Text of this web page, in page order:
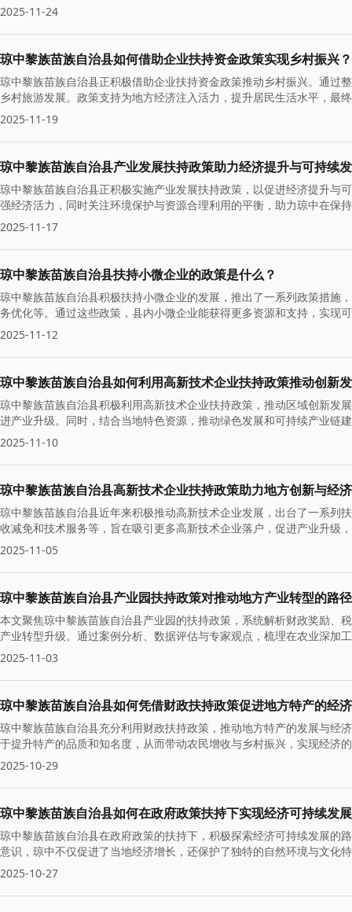
2025-11-24
琼中黎族苗族自治县如何借助企业扶持资金政策实现乡村振兴？
琼中黎族苗族自治县正积极借助企业扶持资金政策推动乡村振兴。通过
乡村旅游发展。政策支持为地方经济注入活力，提升居民生活水平，最
2025-11-19
琼中黎族苗族自治县产业发展扶持政策助力经济提升与可持续
琼中黎族苗族自治县正积极实施产业发展扶持政策，以促进经济提升与
强经济活力，同时关注环境保护与资源合理利用的平衡，助力琼中在保
2025-11-17
琼中黎族苗族自治县扶持小微企业的政策是什么？
琼中黎族苗族自治县积极扶持小微企业的发展，推出了一系列政策措施
务优化等。通过这些政策，县内小微企业能获得更多资源和支持，实现
2025-11-12
琼中黎族苗族自治县如何利用高新技术企业扶持政策推动创新
琼中黎族苗族自治县积极利用高新技术企业扶持政策，推动区域创新发
进产业升级。同时，结合当地特色资源，推动绿色发展和可持续产业链
2025-11-10
琼中黎族苗族自治县高新技术企业扶持政策助力地方创新与经
琼中黎族苗族自治县近年来积极推动高新技术企业发展，出台了一系列
收减免和技术服务等，旨在吸引更多高新技术企业落户，促进产业升级
2025-11-05
琼中黎族苗族自治县产业园扶持政策对推动地方产业转型的路
本文聚焦琼中黎族苗族自治县产业园的扶持政策，系统解析财政奖励、
产业转型升级。通过案例分析、数据评估与专家观点，梳理在农业深加
在挑战，展望未来发展前景与政策优化方向。
2025-11-03
琼中黎族苗族自治县如何凭借财政扶持政策促进地方特产的经
琼中黎族苗族自治县充分利用财政扶持政策，推动地方特产的发展与经
于提升特产的品质和知名度，从而带动农民增收与乡村振兴，实现经济
2025-10-29
琼中黎族苗族自治县如何在政府政策扶持下实现经济可持续发
琼中黎族苗族自治县在政府政策的扶持下，积极探索经济可持续发展的
意识，琼中不仅促进了当地经济增长，还保护了独特的自然环境与文化
2025-10-27